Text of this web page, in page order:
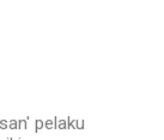
pelaku